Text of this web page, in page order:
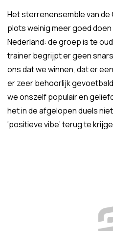
Het sterrenensemble van de
plots weinig meer goed
Nederland: de groep is te
trainer begrijpt er geen
ons dat we winnen, dat er
er zeer behoorlijk
we onszelf populair en
het in de afgelopen duels
‘positieve vibe’ terug te